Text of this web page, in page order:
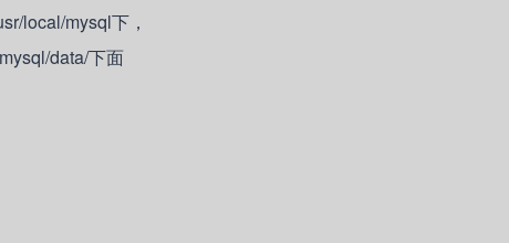
local/mysql下，
data/下面